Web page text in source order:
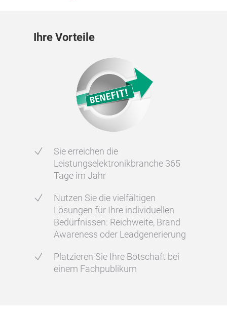
Ihre Vorteile
Sie erreichen die
Leistungselektronikbranche 365
Tage im Jahr
Nutzen Sie die vielfältigen
Lösungen für Ihre individuellen
Bedürfnissen: Reichweite, Brand
Awareness oder Leadgenerierung
Platzieren Sie Ihre Botschaft bei
einem Fachpublikum